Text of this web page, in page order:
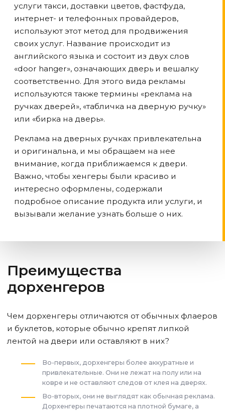
услуги такси, доставки цветов, фастфуда,
интернет- и телефонных провайдеров,
используют этот метод для продвижения
своих услуг. Название происходит из
английского языка и состоит из двух слов
«door hanger», означающих дверь и вешалку
соответственно. Для этого вида рекламы
используются также термины «реклама на
ручках дверей», «табличка на дверную ручку»
или «бирка на дверь».
Реклама на дверных ручках привлекательна
и оригинальна, и мы обращаем на нее
внимание, когда приближаемся к двери.
Важно, чтобы хенгеры были красиво и
интересно оформлены, содержали
подробное описание продукта или услуги, и
вызывали желание узнать больше о них.
Преимущества
дорхенгеров
Чем дорхенгеры отличаются от обычных флаеров
и буклетов, которые обычно крепят липкой
лентой на двери или оставляют в них?
Во-первых, дорхенгеры более аккуратные и
привлекательные. Они не лежат на полу или на
ковре и не оставляют следов от клея на дверях.
Во-вторых, они не выглядят как обычная реклама.
Дорхенгеры печатаются на плотной бумаге, а